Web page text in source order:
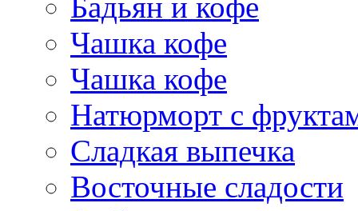
Чашка кофе
Чашка кофе
Натюрморт с
Сладкая выпечка
Восточные сладости